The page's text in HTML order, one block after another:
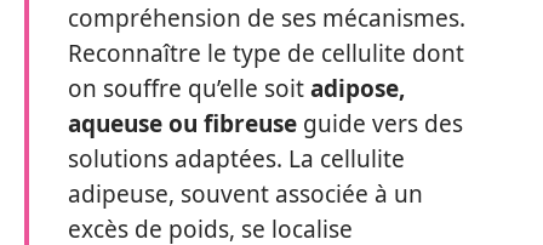
compréhension de ses mécanismes.
Reconnaître le type de cellulite dont
on souffre qu’elle soitadipose,
aqueuse ou fibreuse guide vers des
solutions adaptées. La cellulite
adipeuse, souvent associée à un
excès de poids, se localise